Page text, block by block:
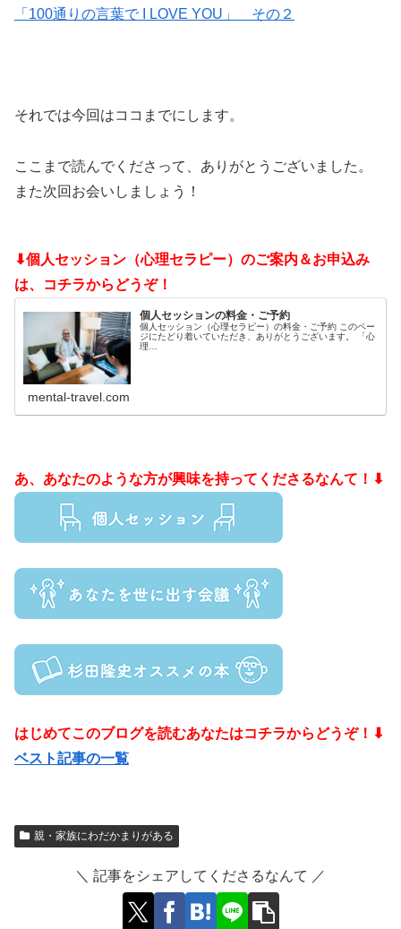
「100通りの言葉で I LOVE YOU」 その２
それでは今回はココまでにします。
ここまで読んでくださって、ありがとうございました。
また次回お会いしましょう！
⬇個人セッション（心理セラピー）のご案内＆お申込み
は、コチラからどうぞ！
個人セッションの料金・ご予約
個人セッション（心理セラピー）の料金・ご予約 このペー
ジにたどり着いていただき、ありがとうございます。 「心
理…
mental-travel.com
あ、あなたのような方が興味を持ってくださるなんて！⬇
はじめてこのブログを読むあなたはコチラからどうぞ！⬇
ベスト記事の一覧
親・家族にわだかまりがある
＼ 記事をシェアしてくださるなんて ／